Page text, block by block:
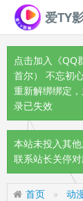
爱TY
点击加入《QQ
首尔） 不忘初
重新解绑绑定
录已失效
本站未投入其
联系站长关停对
首页 动